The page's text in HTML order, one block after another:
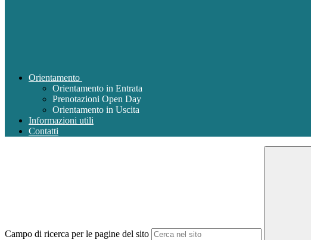
Orientamento
Orientamento in Entrata
Prenotazioni Open Day
Orientamento in Uscita
Informazioni utili
Contatti
Campo di ricerca per le pagine del sito